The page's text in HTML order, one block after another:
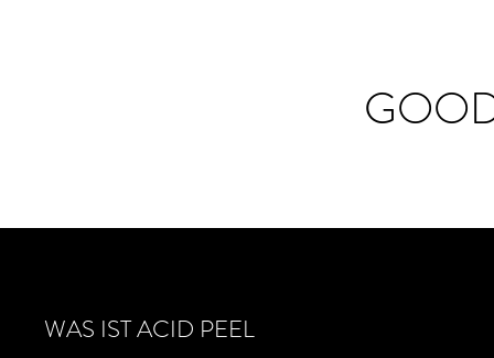
WAS IST ACID PEEL